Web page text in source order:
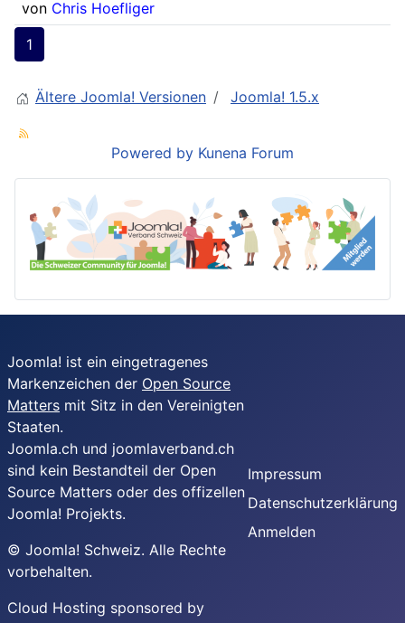
von Chris Hoefliger
1
Ältere Joomla! Versionen Joomla! 1.5.x
Powered by Kunena Forum
Joomla! ist ein eingetragenes
Markenzeichen der Open Source
Matters mit Sitz in den Vereinigten
Staaten.
Joomla.ch und joomlaverband.ch
sind kein Bestandteil der Open
Source Matters oder des offizellen
Joomla! Projekts.
© Joomla! Schweiz. Alle Rechte
vorbehalten.
Cloud Hosting sponsored by
Impressum
Datenschutzerklärung
Anmelden